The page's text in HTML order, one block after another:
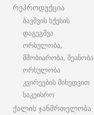
რეპროდუქცია
ბავშვის სქესის
დაგეგმვა
ორსულობა,
მშობიარობა, მეანობა
ორსულობა
კვირეების მიხედვით
საკეისრო
ქალის ჯანმრთელობა